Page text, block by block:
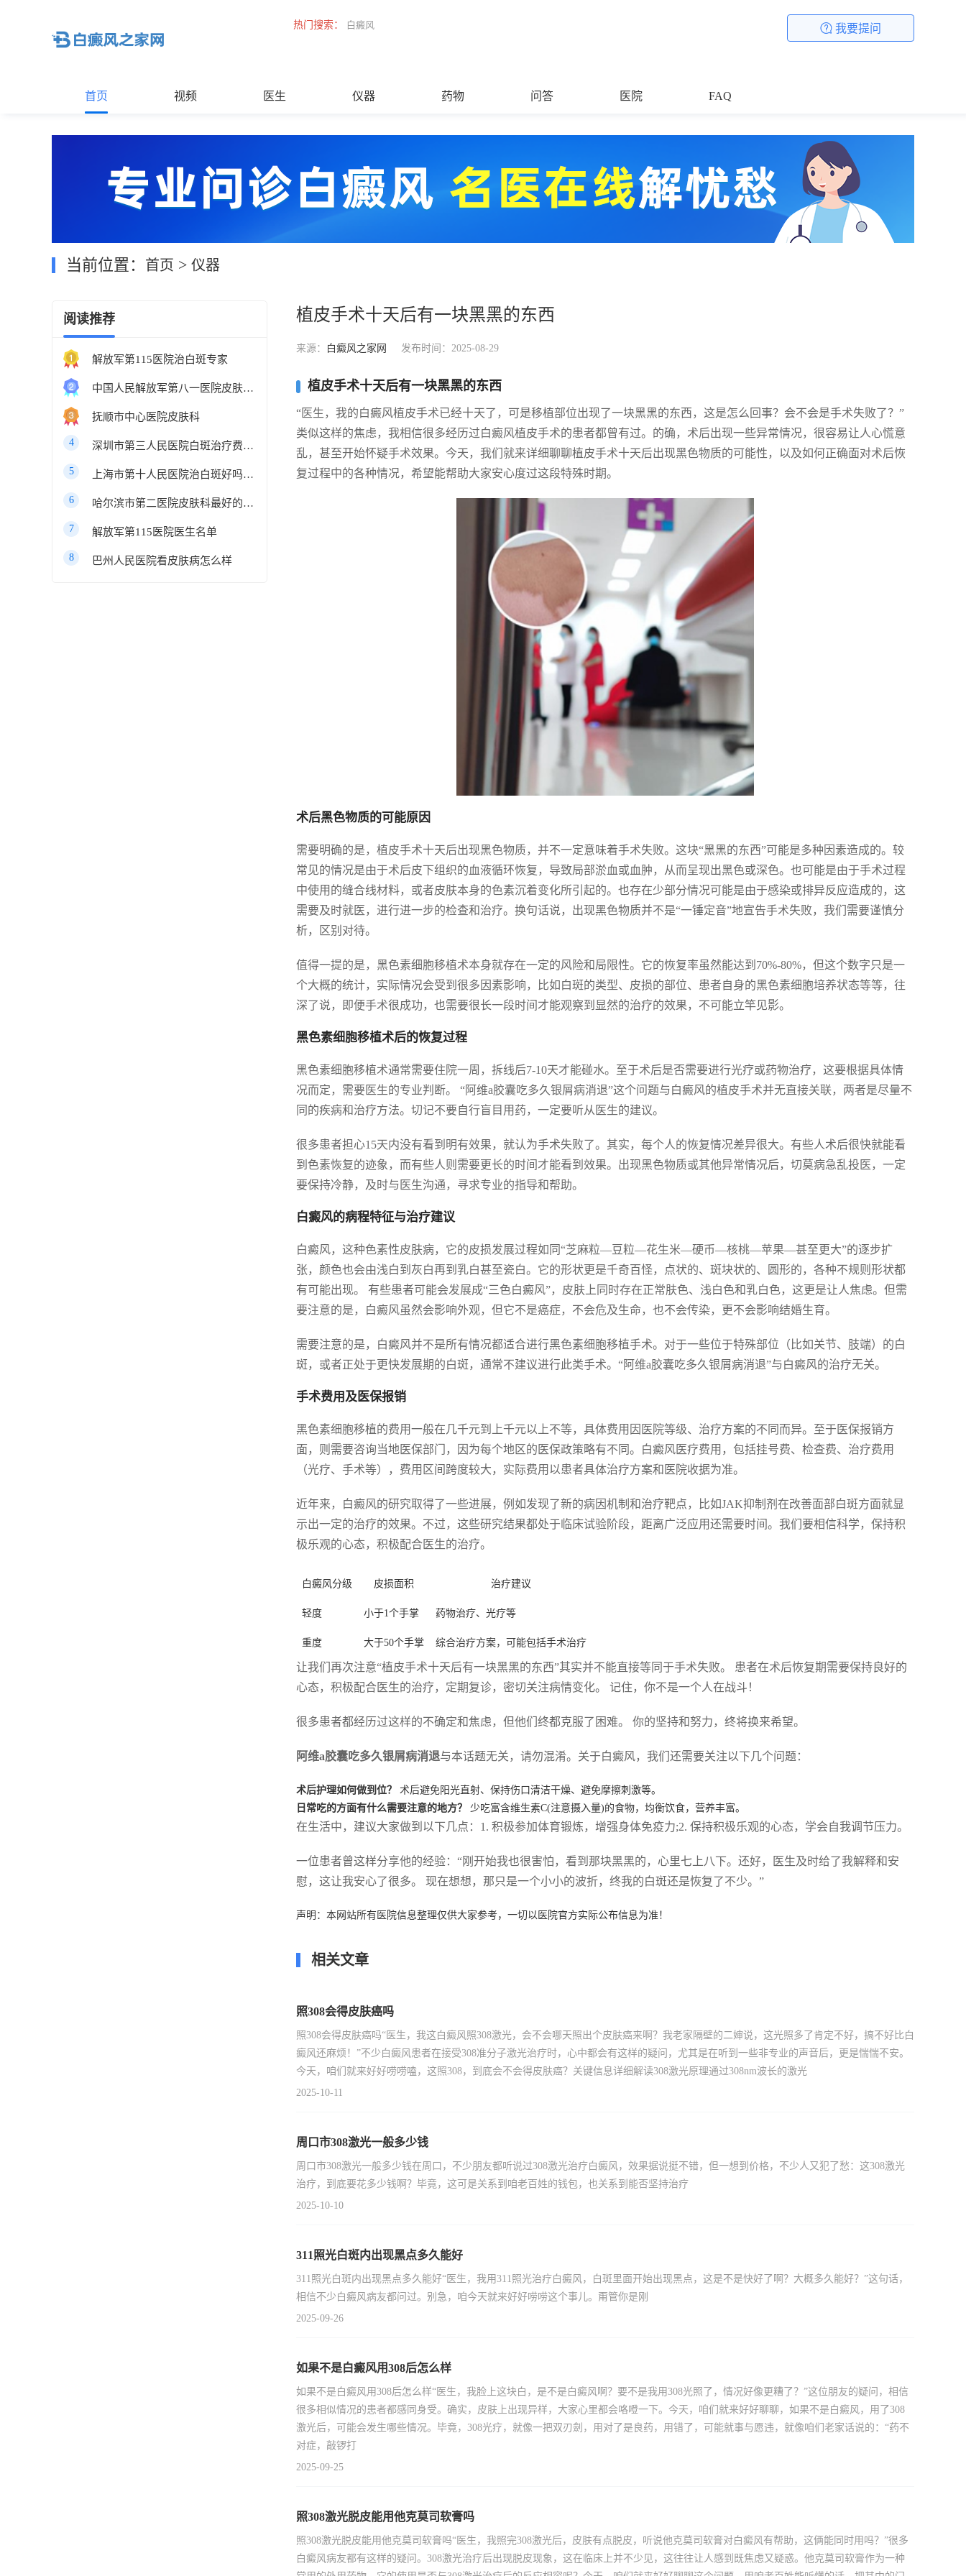
热门搜索： 白癜风 我要提问
首页 视频 医生 仪器 药物 问答 医院 FAQ
当前位置： 首页 > 仪器
阅读推荐
解放军第115医院治白斑专家
中国人民解放军第八一医院皮肤科最好的医生
抚顺市中心医院皮肤科
4 深圳市第三人民医院白斑治疗费用多少
5 上海市第十人民医院治白斑好吗知乎
6 哈尔滨市第二医院皮肤科最好的医生
7 解放军第115医院医生名单
8 巴州人民医院看皮肤病怎么样
植皮手术十天后有一块黑黑的东西
来源： 白癜风之家网 发布时间：2025-08-29
植皮手术十天后有一块黑黑的东西
“医生，我的白癜风植皮手术已经十天了，可是移植部位出现了一块黑黑的东西，这是怎么回事？会不会是手术失败了？”
类似这样的焦虑，我相信很多经历过白癜风植皮手术的患者都曾有过。的确，术后出现一些异常情况，很容易让人心慌意
乱，甚至开始怀疑手术效果。今天，我们就来详细聊聊植皮手术十天后出现黑色物质的可能性，以及如何正确面对术后恢
复过程中的各种情况，希望能帮助大家安心度过这段特殊时期。
术后黑色物质的可能原因
需要明确的是，植皮手术十天后出现黑色物质，并不一定意味着手术失败。这块“黑黑的东西”可能是多种因素造成的。较
常见的情况是由于术后皮下组织的血液循环恢复，导致局部淤血或血肿，从而呈现出黑色或深色。也可能是由于手术过程
中使用的缝合线材料，或者皮肤本身的色素沉着变化所引起的。也存在少部分情况可能是由于感染或排异反应造成的，这
需要及时就医，进行进一步的检查和治疗。换句话说，出现黑色物质并不是“一锤定音”地宣告手术失败，我们需要谨慎分
析，区别对待。
值得一提的是，黑色素细胞移植术本身就存在一定的风险和局限性。它的恢复率虽然能达到70%-80%，但这个数字只是一
个大概的统计，实际情况会受到很多因素影响，比如白斑的类型、皮损的部位、患者自身的黑色素细胞培养状态等等，往
深了说，即便手术很成功，也需要很长一段时间才能观察到显然的治疗的效果，不可能立竿见影。
黑色素细胞移植术后的恢复过程
黑色素细胞移植术通常需要住院一周，拆线后7-10天才能碰水。至于术后是否需要进行光疗或药物治疗，这要根据具体情
况而定，需要医生的专业判断。 “阿维a胶囊吃多久银屑病消退”这个问题与白癜风的植皮手术并无直接关联，两者是尽量不
同的疾病和治疗方法。切记不要自行盲目用药，一定要听从医生的建议。
很多患者担心15天内没有看到明有效果，就认为手术失败了。其实，每个人的恢复情况差异很大。有些人术后很快就能看
到色素恢复的迹象，而有些人则需要更长的时间才能看到效果。出现黑色物质或其他异常情况后，切莫病急乱投医，一定
要保持冷静，及时与医生沟通，寻求专业的指导和帮助。
白癜风的病程特征与治疗建议
白癜风，这种色素性皮肤病，它的皮损发展过程如同“芝麻粒—豆粒—花生米—硬币—核桃—苹果—甚至更大”的逐步扩
张，颜色也会由浅白到灰白再到乳白甚至瓷白。它的形状更是千奇百怪，点状的、斑块状的、圆形的，各种不规则形状都
有可能出现。 有些患者可能会发展成“三色白癜风”，皮肤上同时存在正常肤色、浅白色和乳白色，这更是让人焦虑。但需
要注意的是，白癜风虽然会影响外观，但它不是癌症，不会危及生命，也不会传染，更不会影响结婚生育。
需要注意的是，白癜风并不是所有情况都适合进行黑色素细胞移植手术。对于一些位于特殊部位（比如关节、肢端）的白
斑，或者正处于更快发展期的白斑，通常不建议进行此类手术。“阿维a胶囊吃多久银屑病消退”与白癜风的治疗无关。
手术费用及医保报销
黑色素细胞移植的费用一般在几千元到上千元以上不等，具体费用因医院等级、治疗方案的不同而异。至于医保报销方
面，则需要咨询当地医保部门，因为每个地区的医保政策略有不同。白癜风医疗费用，包括挂号费、检查费、治疗费用
（光疗、手术等），费用区间跨度较大，实际费用以患者具体治疗方案和医院收据为准。
近年来，白癜风的研究取得了一些进展，例如发现了新的病因机制和治疗靶点，比如JAK抑制剂在改善面部白斑方面就显
示出一定的治疗的效果。不过，这些研究结果都处于临床试验阶段，距离广泛应用还需要时间。我们要相信科学，保持积
极乐观的心态，积极配合医生的治疗。
白癜风分级 皮损面积 治疗建议
轻度 小于1个手掌 药物治疗、光疗等
重度 大于50个手掌 综合治疗方案，可能包括手术治疗
让我们再次注意“植皮手术十天后有一块黑黑的东西”其实并不能直接等同于手术失败。 患者在术后恢复期需要保持良好的
心态，积极配合医生的治疗，定期复诊，密切关注病情变化。 记住，你不是一个人在战斗！
很多患者都经历过这样的不确定和焦虑，但他们终都克服了困难。 你的坚持和努力，终将换来希望。
阿维a胶囊吃多久银屑病消退与本话题无关，请勿混淆。关于白癜风，我们还需要关注以下几个问题：
术后护理如何做到位？
术后避免阳光直射、保持伤口清洁干燥、避免摩擦刺激等。
日常吃的方面有什么需要注意的地方？
少吃富含维生素C(注意摄入量)的食物，均衡饮食，营养丰富。
在生活中，建议大家做到以下几点：1. 积极参加体育锻炼，增强身体免疫力;2. 保持积极乐观的心态，学会自我调节压力。
一位患者曾这样分享他的经验：“刚开始我也很害怕，看到那块黑黑的，心里七上八下。还好，医生及时给了我解释和安
慰，这让我安心了很多。 现在想想，那只是一个小小的波折，终我的白斑还是恢复了不少。”
声明：本网站所有医院信息整理仅供大家参考，一切以医院官方实际公布信息为准！
相关文章
照308会得皮肤癌吗
照308会得皮肤癌吗“医生，我这白癜风照308激光，会不会哪天照出个皮肤癌来啊？我老家隔壁的二婶说，这光照多了肯定不好，搞不好比白
癜风还麻烦！”不少白癜风患者在接受308准分子激光治疗时，心中都会有这样的疑问，尤其是在听到一些非专业的声音后，更是惴惴不安。
今天，咱们就来好好唠唠嗑，这照308，到底会不会得皮肤癌？关键信息详细解读308激光原理通过308nm波长的激光
2025-10-11
周口市308激光一般多少钱
周口市308激光一般多少钱在周口，不少朋友都听说过308激光治疗白癜风，效果据说挺不错，但一想到价格，不少人又犯了愁：这308激光
治疗，到底要花多少钱啊？毕竟，这可是关系到咱老百姓的钱包，也关系到能否坚持治疗
2025-10-10
311照光白斑内出现黑点多久能好
311照光白斑内出现黑点多久能好“医生，我用311照光治疗白癜风，白斑里面开始出现黑点，这是不是快好了啊？大概多久能好？”这句话，
相信不少白癜风病友都问过。别急，咱今天就来好好唠唠这个事儿。甭管你是刚
2025-09-26
如果不是白癜风用308后怎么样
如果不是白癜风用308后怎么样“医生，我脸上这块白，是不是白癜风啊？要不是我用308光照了，情况好像更糟了？”这位朋友的疑问，相信
很多相似情况的患者都感同身受。确实，皮肤上出现异样，大家心里都会咯噔一下。今天，咱们就来好好聊聊，如果不是白癜风，用了308
激光后，可能会发生哪些情况。毕竟，308光疗，就像一把双刃劍，用对了是良药，用错了，可能就事与愿违，就像咱们老家话说的：“药不
对症，敲锣打
2025-09-25
照308激光脱皮能用他克莫司软膏吗
照308激光脱皮能用他克莫司软膏吗“医生，我照完308激光后，皮肤有点脱皮，听说他克莫司软膏对白癜风有帮助，这俩能同时用吗？”很多
白癜风病友都有这样的疑问。308激光治疗后出现脱皮现象，这在临床上并不少见，这往往让人感到既焦虑又疑惑。他克莫司软膏作为一种